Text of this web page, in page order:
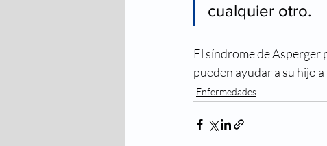
cualquier otro.
El síndrome de Asperger
pueden ayudar a su hijo
Enfermedades